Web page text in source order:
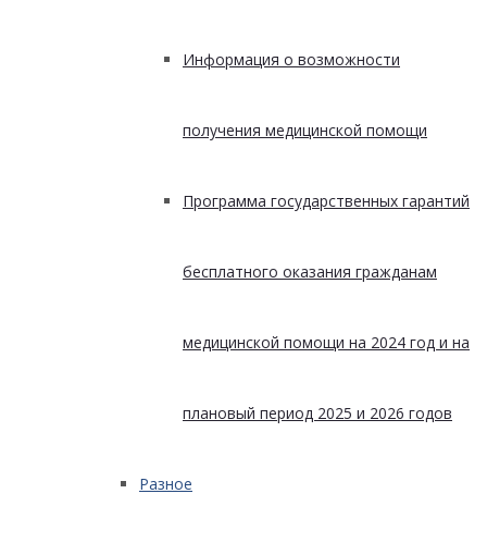
Информация о возможности
получения медицинской помощи
Программа государственных гарантий
бесплатного оказания гражданам
медицинской помощи на 2024 год и на
плановый период 2025 и 2026 годов
Разное